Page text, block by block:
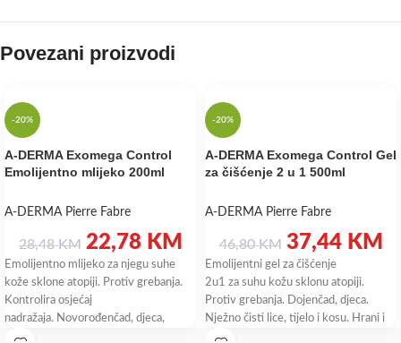
Povezani proizvodi
-20%
A-DERMA Exomega Control
Emolijentno mlijeko 200ml
A-DERMA Pierre Fabre
28,48KM 22,78 KM
Emolijentno mlijeko za njegu suhe
kože sklone atopiji. Protiv grebanja.
Kontrolira osjećaj
nadražaja. Novorođenčad, djeca,
odrasli. Emolijentno mlijeko za njegu
-20%
A-DERMA Exomega Control Gel
za čišćenje 2 u 1 500ml
A-DERMA Pierre Fabre
46,80KM 37,44 KM
Emolijentni gel za čišćenje
2u1 za suhu kožu sklonu atopiji.
Protiv grebanja. Dojenčad, djeca.
Nježno čisti lice, tijelo i kosu. Hrani i
umiruje